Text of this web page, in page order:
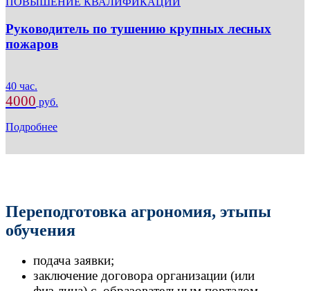
Руководитель по тушению крупных лесных
пожаров
40 час.
4000 руб.
Подробнее
Переподготовка агрономия, этыпы
обучения
подача заявки;
заключение договора организации (или